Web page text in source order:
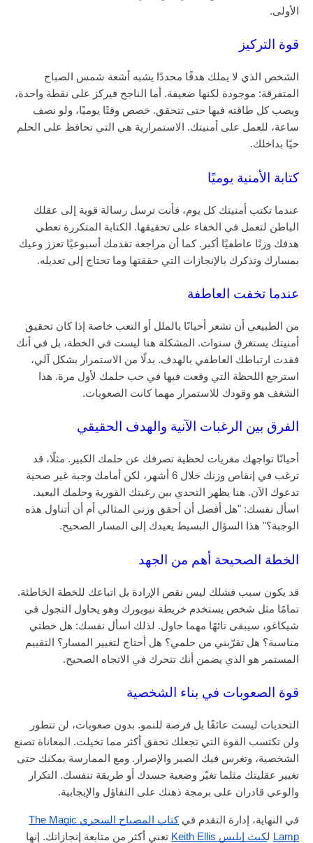
الأولى.
قوة التركيز
الشخص الذي لا يملك هدفًا محددًا يشبه أشعة شمس الصباح
المتفرقة: موجودة لكنها ضعيفة. أما الناجح فيركز على نقطة واحدة،
ويصب كل طاقته فيها حتى تتحقق. خصص وقتًا يوميًا، ولو نصف
ساعة، للعمل على أمنيتك. الاستمرارية هي التي تحافظ على الحلم
حيًا بداخلك.
كتابة الأمنية يوميًا
عندما تكتب أمنيتك كل يوم، فأنت ترسل رسالة قوية إلى عقلك
الباطن لتعمل في الخفاء على تحقيقها. الكتابة المتكررة تعطي
هدفك وزنًا عاطفيًا أكبر. كما أن مراجعة تقدمك أسبوعيًا تعزز وعيك
بمسارك وتذكرك بالإنجازات التي حققتها وما تحتاج إلى تعديله.
عندما تخفت العاطفة
من الطبيعي أن تشعر أحيانًا بالملل أو التعب خاصة إذا كان تحقيق
أمنيتك يستغرق سنوات. المشكلة هنا ليست في الخطة، بل في أنك
فقدت ارتباطك العاطفي بالهدف. بدلًا من الاستمرار بشكل آلي،
استرجع اللحظة التي وقعت فيها في حب حلمك لأول مرة. هذا
الشغف هو وقودك للاستمرار مهما كانت الصعوبات.
الفرق بين الرغبات الآنية والهدف الحقيقي
أحيانًا تواجهك مغريات لحظية تصرفك عن حلمك الكبير. مثلًا، قد
ترغب في إنقاص وزنك خلال 6 أشهر، لكن أمامك وجبة غير صحية
تدعوك الآن. هنا يظهر التحدي بين رغبتك الفورية وحلمك البعيد.
اسأل نفسك: "هل أفضل أن أحقق وزني المثالي أم أن أتناول هذه
الوجبة؟" هذا السؤال البسيط يعيدك إلى المسار الصحيح.
الخطة الصحيحة أهم من الجهد
قد يكون سبب فشلك ليس نقص الإرادة بل اتباعك للخطة الخاطئة.
تمامًا مثل شخص يستخدم خريطة نيويورك وهو يحاول التجول في
شيكاغو، سيبقى تائهًا مهما حاول. لذلك اسأل نفسك: هل خطتي
مناسبة؟ هل تقرّبني من حلمي؟ هل أحتاج لتغيير المسار؟ التقييم
المستمر هو الذي يضمن أنك تتحرك في الاتجاه الصحيح.
قوة الصعوبات في بناء الشخصية
التحديات ليست عائقًا بل فرصة للنمو. بدون صعوبات، لن تتطور
ولن تكتسب القوة التي تجعلك تحقق أكثر مما تخيلت. المعاناة تصنع
الشخصية، وتغرس فيك الصبر والإصرار. ومع الممارسة يمكنك حتى
تغيير عقليتك مثلما تغيّر وضعية جسدك أو طريقة تنفسك. التكرار
والوعي قادران على برمجة ذهنك على التفاؤل والإيجابية.
في النهاية، إدارة التقدم في
كتاب المصباح السحري The Magic
Lamp لكيث إيليس Keith Ellis
تعني أكثر من متابعة إنجازاتك. إنها